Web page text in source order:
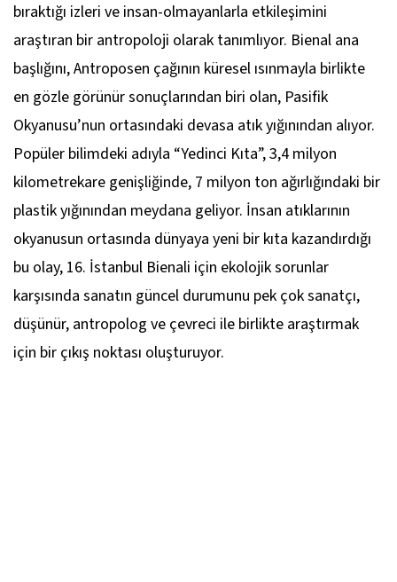
bıraktığı izleri ve insan-olmayanlarla etkileşimini
araştıran bir antropoloji olarak tanımlıyor. Bienal ana
başlığını, Antroposen çağının küresel ısınmayla birlikte
en gözle görünür sonuçlarından biri olan, Pasifik
Okyanusu’nun ortasındaki devasa atık yığınından alıyor.
Popüler bilimdeki adıyla “Yedinci Kıta”, 3,4 milyon
kilometrekare genişliğinde, 7 milyon ton ağırlığındaki bir
plastik yığınından meydana geliyor. İnsan atıklarının
okyanusun ortasında dünyaya yeni bir kıta kazandırdığı
bu olay, 16. İstanbul Bienali için ekolojik sorunlar
karşısında sanatın güncel durumunu pek çok sanatçı,
düşünür, antropolog ve çevreci ile birlikte araştırmak
için bir çıkış noktası oluşturuyor.